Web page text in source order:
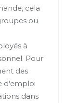
cela
ou
à
Pour
des
d’emploi
dans